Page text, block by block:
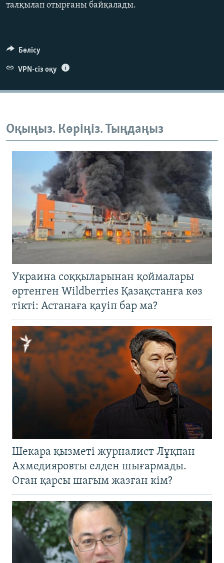
Басқа тілдерде
талқылап отырғаны байқалады.
Бөлісу
VPN-сіз оқу
Оқыңыз. Көріңіз. Тыңдаңыз
Украина соққыларынан қоймалары
өртенген Wildberries Қазақстанға көз
тікті: Астанаға қауіп бар ма?
Шекара қызметі журналист Лұқпан
Ахмедияровты елден шығармады.
Оған қарсы шағым жазған кім?